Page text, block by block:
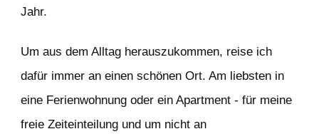
Jahr.
Um aus dem Alltag herauszukommen, reise ich
dafür immer an einen schönen Ort. Am liebsten in
eine Ferienwohnung oder ein Apartment - für meine
freie Zeiteinteilung und um nicht an